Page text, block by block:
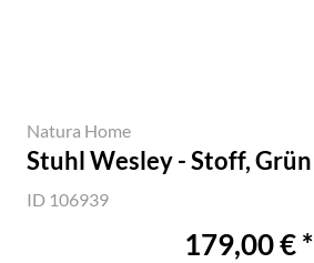
Natura Home
Stuhl Wesley - Stoff, Grün
ID 106939
179,00 € *